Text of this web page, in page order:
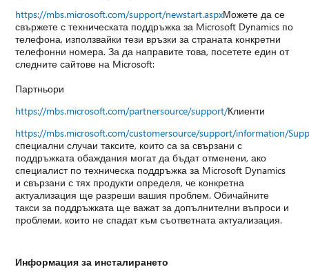
https://mbs.microsoft.com/support/newstart.aspxМожете да се
свържете с техническата поддръжка за Microsoft Dynamics по
телефона, използвайки тези връзки за страната конкретни
телефонни номера. За да направите това, посетете един от
следните сайтове на Microsoft:
Партньори
https://mbs.microsoft.com/partnersource/support/Клиенти
https://mbs.microsoft.com/customersource/support/information/
специални случаи таксите, които са за свързани с
поддръжката обаждания могат да бъдат отменени, ако
специалист по техническа поддръжка за Microsoft Dynamics
и свързани с тях продукти определя, че конкретна
актуализация ще разреши вашия проблем. Обичайните
такси за поддръжката ще важат за допълнителни въпроси и
проблеми, които не спадат към съответната актуализация.
Информация за инсталирането